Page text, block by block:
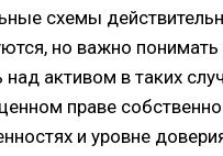
схемы
но важно понимать
над активом в таких
праве
и уровне